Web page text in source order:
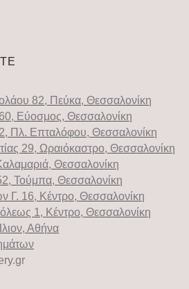
82, Πεύκα, Θεσσαλονίκη
Εύοσμος, Θεσσαλονίκη
Πλ. Επταλόφου, Θεσσαλονίκη
29, Ωραιόκαστρο, Θεσσαλονίκη
Θεσσαλονίκη
Τούμπα, Θεσσαλονίκη
Γ. 16, Κέντρο, Θεσσαλονίκη
1, Κέντρο, Θεσσαλονίκη
Αθήνα